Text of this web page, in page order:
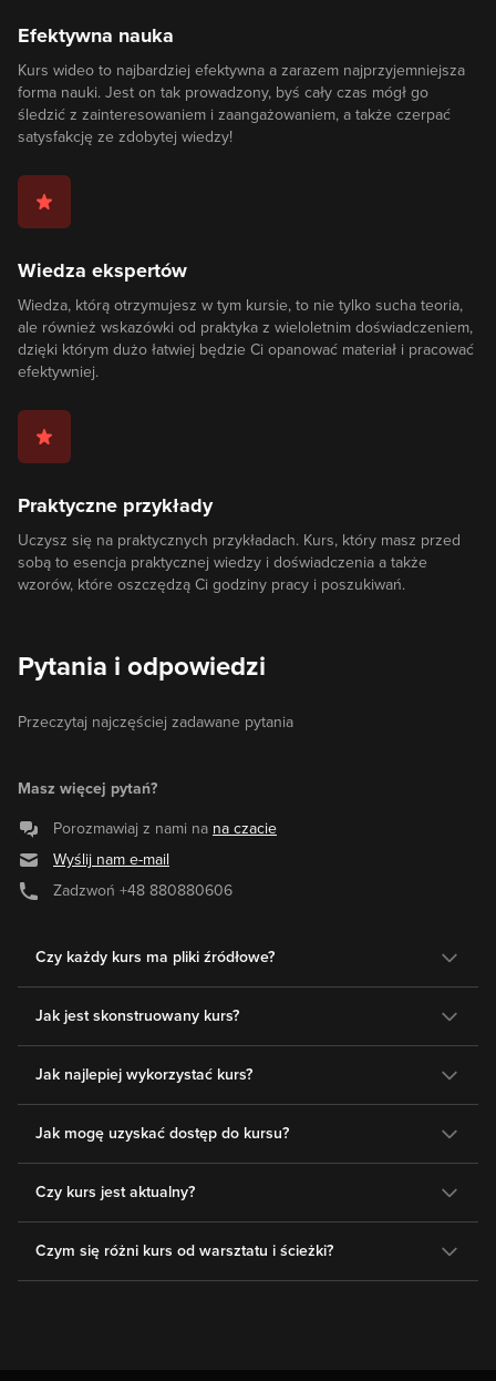
Efektywna nauka
Kurs wideo to najbardziej efektywna a zarazem najprzyjemniejsza
forma nauki. Jest on tak prowadzony, byś cały czas mógł go
śledzić z zainteresowaniem i zaangażowaniem, a także czerpać
satysfakcję ze zdobytej wiedzy!
Wiedza ekspertów
Wiedza, którą otrzymujesz w tym kursie, to nie tylko sucha teoria,
ale również wskazówki od praktyka z wieloletnim doświadczeniem,
dzięki którym dużo łatwiej będzie Ci opanować materiał i pracować
efektywniej.
Praktyczne przykłady
Uczysz się na praktycznych przykładach. Kurs, który masz przed
sobą to esencja praktycznej wiedzy i doświadczenia a także
wzorów, które oszczędzą Ci godziny pracy i poszukiwań.
Pytania i odpowiedzi
Przeczytaj najczęściej zadawane pytania
Masz więcej pytań?
Porozmawiaj z nami na na czacie
Wyślij nam e-mail
Zadzwoń +48 880880606
Czy każdy kurs ma pliki źródłowe?
Jak jest skonstruowany kurs?
Jak najlepiej wykorzystać kurs?
Jak mogę uzyskać dostęp do kursu?
Czy kurs jest aktualny?
Czym się różni kurs od warsztatu i ścieżki?